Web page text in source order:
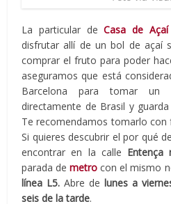
La particular deCasa de Açaí
disfrutar allí de un bol de açaí
comprar el fruto para poder
aseguramos que está
Barcelona para tomar un
directamente de Brasil y
Te recomendamos tomarlo con
Si quieres descubrir el por qué
encontrar en la calle Entença
parada demetro con el mismo
línea L5. Abre de lunes a
seis de la tarde.